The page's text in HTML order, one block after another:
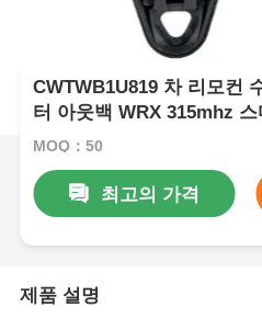
CWTWB1U819 차 리모컨
터 아웃백 WRX 315mhz 스
MOQ：50
최고의 가격
제품 설명